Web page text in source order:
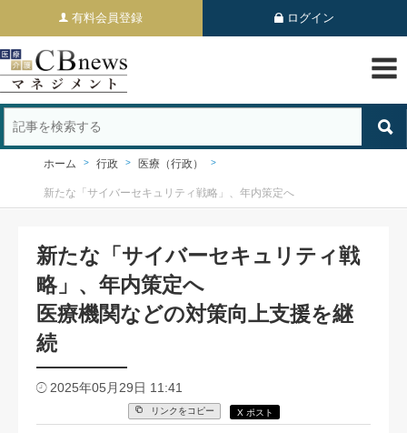
有料会員登録 ログイン
ホーム 行政 医療（行政）
新たな「サイバーセキュリティ戦略」、年内策定へ
新たな「サイバーセキュリティ戦
略」、年内策定へ
医療機関などの対策向上支援を継
続
2025年05月29日 11:41
リンクをコピー X ポスト